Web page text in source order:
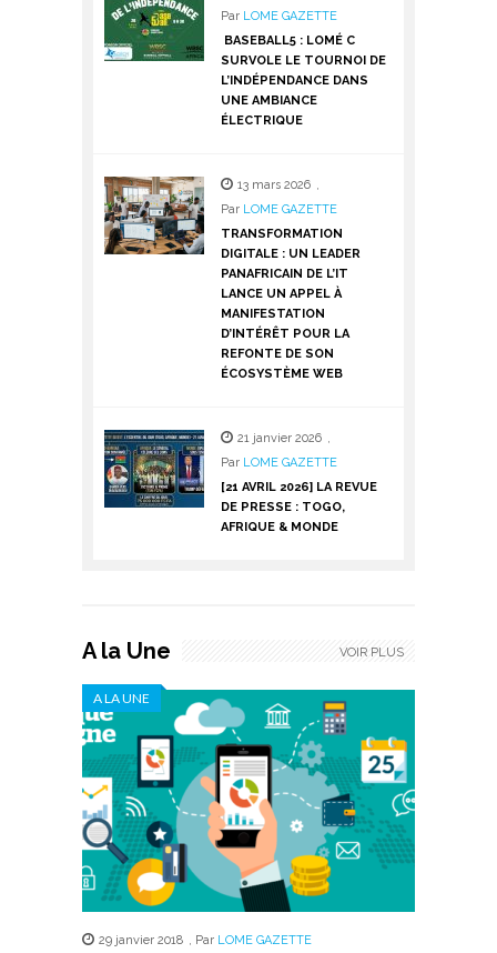
Par LOME GAZETTE
BASEBALL5 : LOMÉ C
SURVOLE LE TOURNOI DE
L’INDÉPENDANCE DANS
UNE AMBIANCE
ÉLECTRIQUE
13 mars 2026 ,
Par LOME GAZETTE
TRANSFORMATION
DIGITALE : UN LEADER
PANAFRICAIN DE L’IT
LANCE UN APPEL À
MANIFESTATION
D’INTÉRÊT POUR LA
REFONTE DE SON
ÉCOSYSTÈME WEB
21 janvier 2026 ,
Par LOME GAZETTE
[21 AVRIL 2026] LA REVUE
DE PRESSE : TOGO,
AFRIQUE & MONDE
A la Une
A LA UNE
29 janvier 2018 , Par LOME GAZETTE
VOIR PLUS